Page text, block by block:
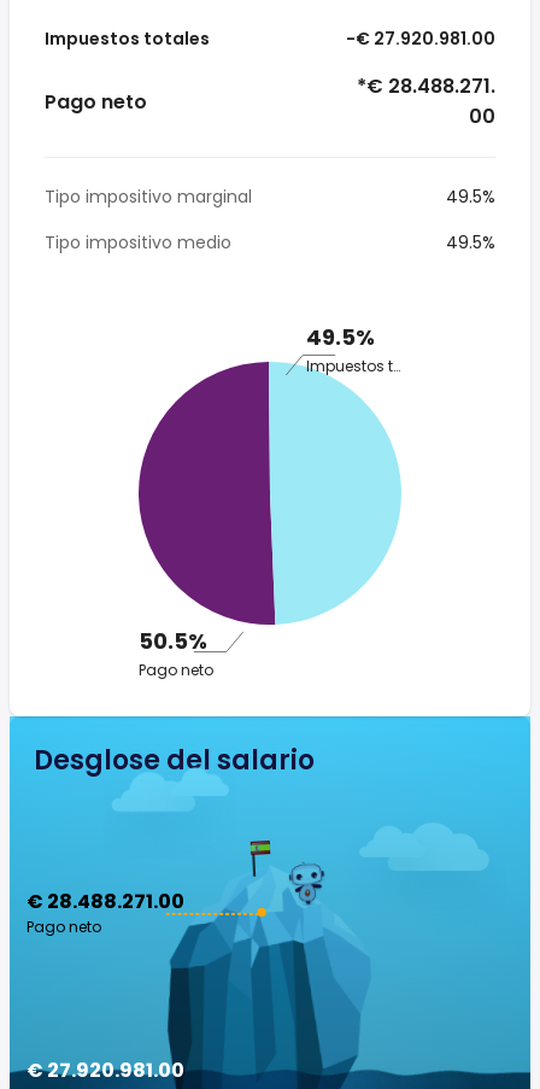
Impuestos totales -€ 27.920.981.00
Pago neto
*€ 28.488.271.
00
Tipo impositivo marginal
49.5%
Tipo impositivo medio
49.5%
49.5%
Impuestos totales
50.5%
Pago neto
Desglose del salario
€ 28.488.271.00
Pago neto
€ 27.920.981.00